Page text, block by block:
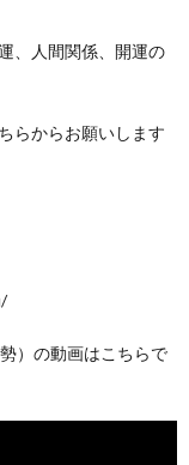
、人間関係、開運の
らからお願いします
）の動画はこちらで